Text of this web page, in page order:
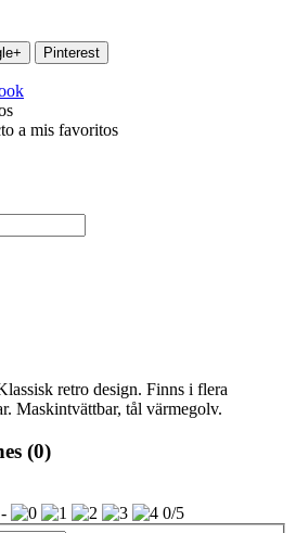
Pinterest
a mis favoritos
retro design. Finns i flera
Maskintvättbar, tål värmegolv.
(0)
- 0/5